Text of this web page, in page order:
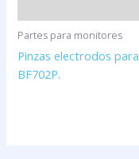
Partes para monitores
Pinzas electrodos
BF702P.